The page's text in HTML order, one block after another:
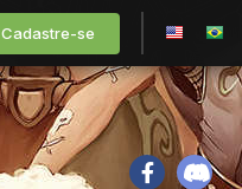
Cadastre-se